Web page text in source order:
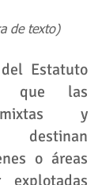
de texto)
Estatuto
que las
mixtas y
destinan
o áreas